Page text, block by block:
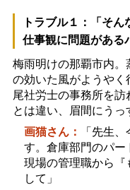
トラブル１：「そん
仕事観に問題がある
梅雨明けの那覇市内
の効いた風がようやく
尾社労士の事務所を
とは違い、眉間にうっ
画猫さん：
「先生
す。倉庫部門のパー
現場の管理職から『
して」